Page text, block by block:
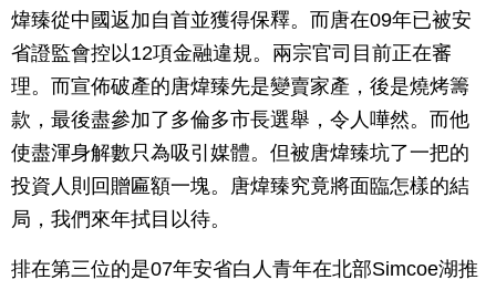
煒臻從中國返加自首並獲得保釋。而唐在09年已被安
省證監會控以12項金融違規。兩宗官司目前正在審
理。而宣佈破產的唐煒臻先是變賣家產，後是燒烤籌
款，最後盡參加了多倫多市長選舉，令人嘩然。而他
使盡渾身解數只為吸引媒體。但被唐煒臻坑了一把的
投資人則回贈匾額一塊。唐煒臻究竟將面臨怎樣的結
局，我們來年拭目以待。
排在第三位的是07年安省白人青年在北部Simcoe湖推